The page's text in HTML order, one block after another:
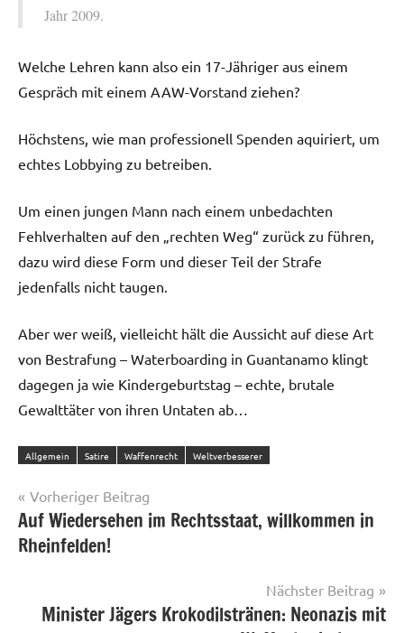
Jahr 2009.
Welche Lehren kann also ein 17-Jähriger aus einem
Gespräch mit einem AAW-Vorstand ziehen?
Höchstens, wie man professionell Spenden aquiriert, um
echtes Lobbying zu betreiben.
Um einen jungen Mann nach einem unbedachten
Fehlverhalten auf den „rechten Weg“ zurück zu führen,
dazu wird diese Form und dieser Teil der Strafe
jedenfalls nicht taugen.
Aber wer weiß, vielleicht hält die Aussicht auf diese Art
von Bestrafung – Waterboarding in Guantanamo klingt
dagegen ja wie Kindergeburtstag – echte, brutale
Gewalttäter von ihren Untaten ab…
Allgemein Satire Waffenrecht Weltverbesserer
Beitragsnavigation
Vorheriger Beitrag
Auf Wiedersehen im Rechtsstaat, willkommen in
Rheinfelden!
Nächster Beitrag
Minister Jägers Krokodilstränen: Neonazis mit